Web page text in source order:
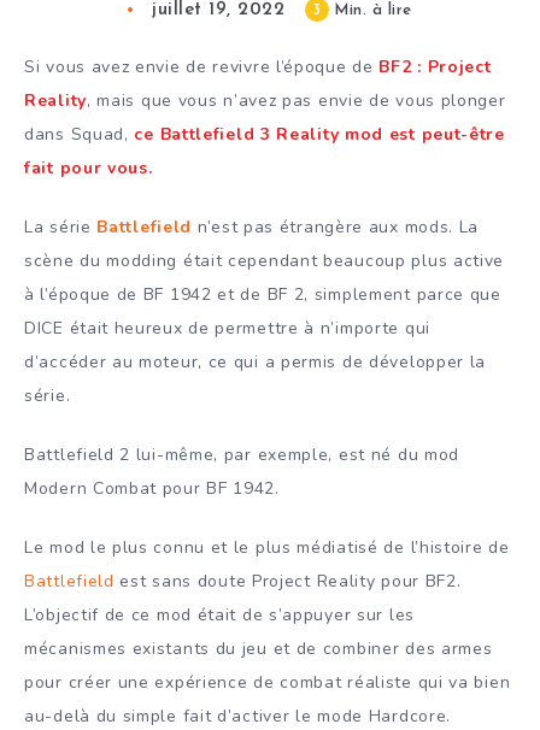
juillet 19, 2022 3 Min. à lire
Si vous avez envie de revivre l’époque de BF2 : Project
Reality, mais que vous n’avez pas envie de vous plonger
dans Squad, ce Battlefield 3 Reality mod est peut-être
fait pour vous.
La série Battlefield n’est pas étrangère aux mods. La
scène du modding était cependant beaucoup plus active
à l’époque de BF 1942 et de BF 2, simplement parce que
DICE était heureux de permettre à n’importe qui
d’accéder au moteur, ce qui a permis de développer la
série.
Battlefield 2 lui-même, par exemple, est né du mod
Modern Combat pour BF 1942.
Le mod le plus connu et le plus médiatisé de l’histoire de
Battlefield est sans doute Project Reality pour BF2.
L’objectif de ce mod était de s’appuyer sur les
mécanismes existants du jeu et de combiner des armes
pour créer une expérience de combat réaliste qui va bien
au-delà du simple fait d’activer le mode Hardcore.